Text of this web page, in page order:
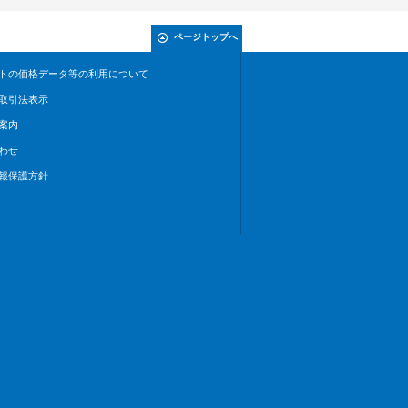
ページトップへ
の価格データ等の利用について
引法表示
内
せ
保護方針